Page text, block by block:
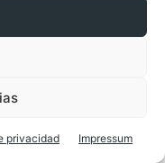
privacidad Impressum